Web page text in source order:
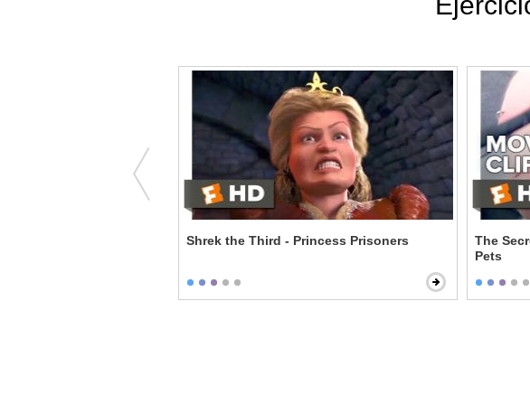
Shrek the Third - Princess Prisoners
The
Pets